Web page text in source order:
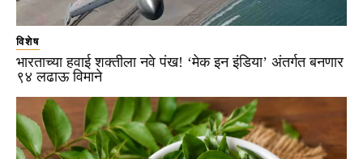
विशेष
भारताच्या हवाई शक्तीला नवे पंख! ‘मेक इन इंडिया’ अंतर्गत बनणार
९४ लढाऊ विमाने